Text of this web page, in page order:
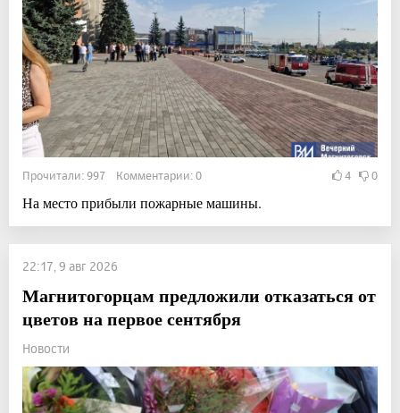
Прочитали: 997 Комментарии: 0 4 0
На место прибыли пожарные машины.
22:17, 9 авг 2026
Магнитогорцам предложили отказаться от
цветов на первое сентября
Новости